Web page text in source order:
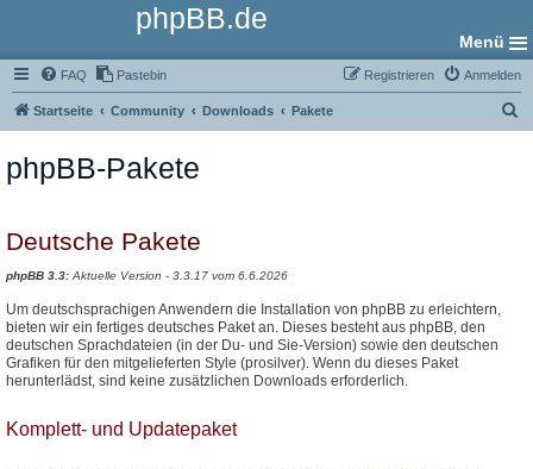
phpBB.de
Menü
FAQ Pastebin Anmelden
Registrieren
Startseite Community Downloads Pakete
phpBB-Pakete
Deutsche Pakete
phpBB 3.3: Aktuelle Version - 3.3.17 vom 6.6.2026
Um deutschsprachigen Anwendern die Installation von phpBB zu erleichtern,
bieten wir ein fertiges deutsches Paket an. Dieses besteht aus phpBB, den
deutschen Sprachdateien (in der Du- und Sie-Version) sowie den deutschen
Grafiken für den mitgelieferten Style (prosilver). Wenn du dieses Paket
herunterlädst, sind keine zusätzlichen Downloads erforderlich.
Komplett- und Updatepaket